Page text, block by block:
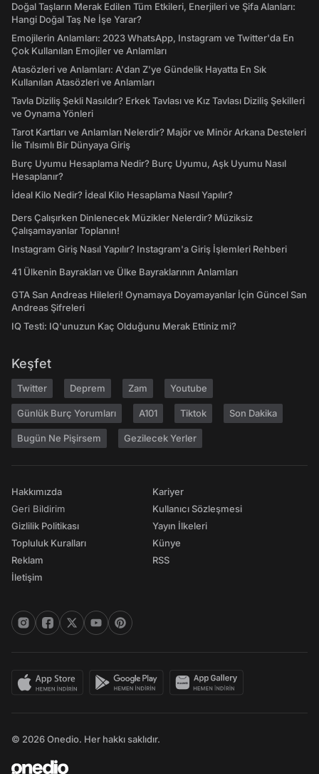
Doğal Taşların Merak Edilen Tüm Etkileri, Enerjileri ve Şifa Alanları:
Hangi Doğal Taş Ne İşe Yarar?
Emojilerin Anlamları: 2023 WhatsApp, Instagram ve Twitter'da En
Çok Kullanılan Emojiler ve Anlamları
Atasözleri ve Anlamları: A'dan Z'ye Gündelik Hayatta En Sık
Kullanılan Atasözleri ve Anlamları
Tavla Diziliş Şekli Nasıldır? Erkek Tavlası ve Kız Tavlası Diziliş Şekilleri
ve Oynama Yönleri
Tarot Kartları ve Anlamları Nelerdir? Majör ve Minör Arkana Desteleri
İle Tılsımlı Bir Dünyaya Giriş
Burç Uyumu Hesaplama Nedir? Burç Uyumu, Aşk Uyumu Nasıl
Hesaplanır?
İdeal Kilo Nedir? İdeal Kilo Hesaplama Nasıl Yapılır?
Ders Çalışırken Dinlenecek Müzikler Nelerdir? Müziksiz
Çalışamayanlar Toplanın!
Instagram Giriş Nasıl Yapılır? Instagram'a Giriş İşlemleri Rehberi
41 Ülkenin Bayrakları ve Ülke Bayraklarının Anlamları
GTA San Andreas Hileleri! Oynamaya Doyamayanlar İçin Güncel San
Andreas Şifreleri
IQ Testi: IQ'unuzun Kaç Olduğunu Merak Ettiniz mi?
Keşfet
Twitter Deprem Zam Youtube
Günlük Burç Yorumları A101 Tiktok Son Dakika
Bugün Ne Pişirsem Gezilecek Yerler
Hakkımızda
Geri Bildirim
Gizlilik Politikası
Topluluk Kuralları
Reklam
İletişim
Kariyer
Kullanıcı Sözleşmesi
Yayın İlkeleri
Künye
RSS
© 2026 Onedio. Her hakkı saklıdır.